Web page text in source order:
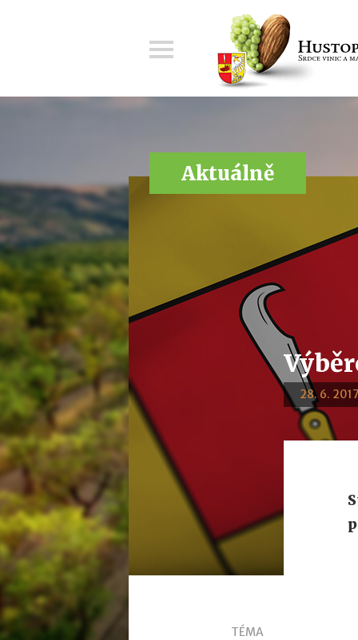
Aktuálně
28. 6.
TÉMA